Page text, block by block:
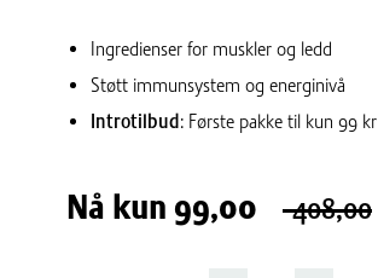
Ingredienser for muskler og ledd
Støtt immunsystem og energinivå
Introtilbud: Første pakke til kun 99 kr
Nå kun 99,00 408,00